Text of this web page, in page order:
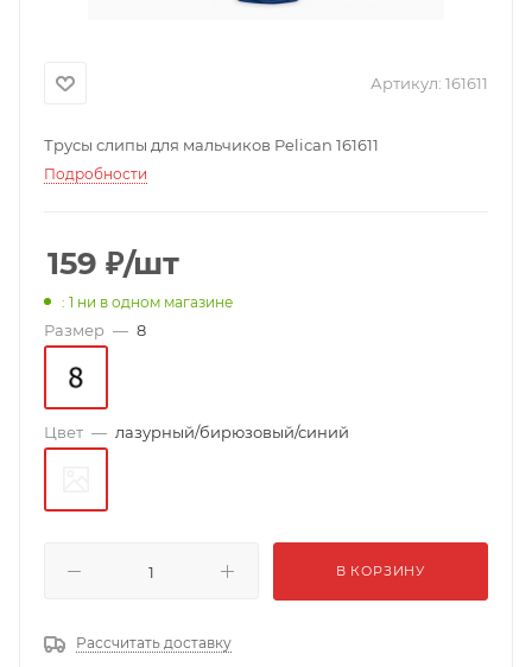
Артикул: 161611
Трусы слипы для мальчиков Pelican 161611
Подробности
159 ₽/шт
: 1 ни в одном магазине
Размер — 8
Цвет — лазурный/бирюзовый/синий
В КОРЗИНУ
Рассчитать доставку